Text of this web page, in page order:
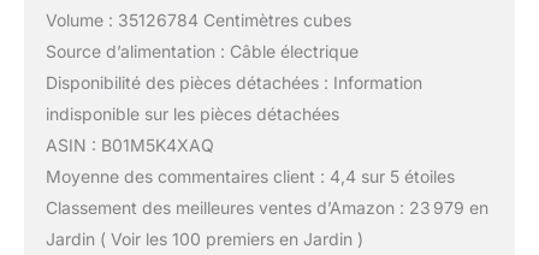
Volume : 35126784 Centimètres cubes
Source d’alimentation : Câble électrique
Disponibilité des pièces détachées : Information
indisponible sur les pièces détachées
ASIN : B01M5K4XAQ
Moyenne des commentaires client : 4,4 sur 5 étoiles
Classement des meilleures ventes d’Amazon : 23 979 en
Jardin ( Voir les 100 premiers en Jardin )